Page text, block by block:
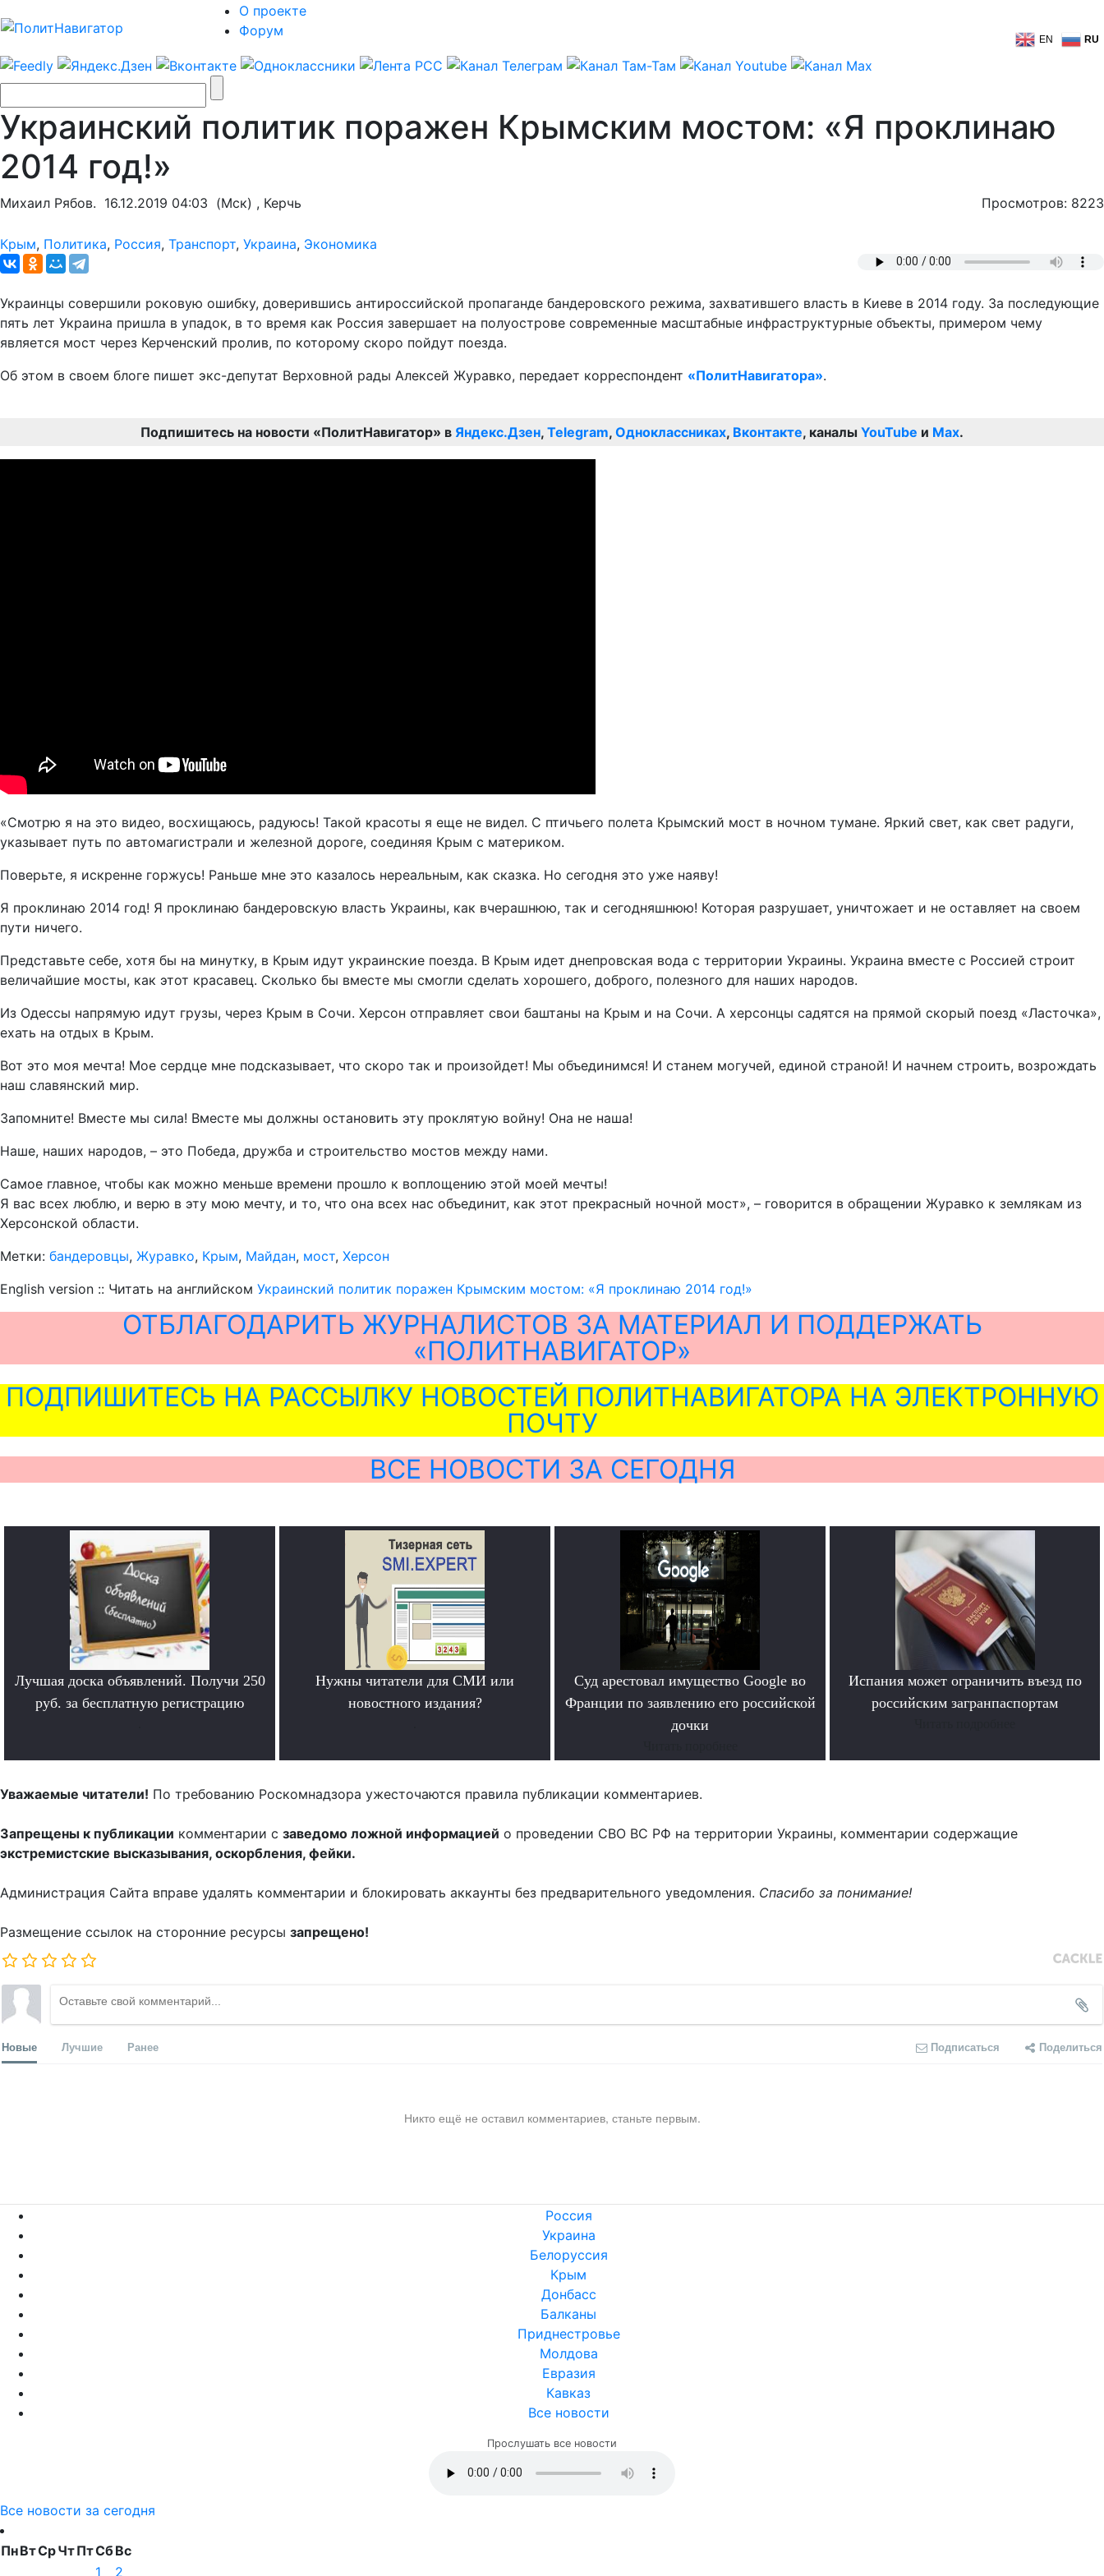
О проекте
Форум
EN RU
Украинский политик поражен Крымским мостом: «Я проклинаю
2014 год!»
Михаил Рябов. 16.12.2019 04:03 (Мск) , Керчь Просмотров: 8223
Крым, Политика, Россия, Транспорт, Украина, Экономика
Украинцы совершили роковую ошибку, доверившись антироссийской пропаганде бандеровского режима, захватившего власть в Киеве в 2014 году. За последующие
пять лет Украина пришла в упадок, в то время как Россия завершает на полуострове современные масштабные инфраструктурные объекты, примером чему
является мост через Керченский пролив, по которому скоро пойдут поезда.
Об этом в своем блоге пишет экс-депутат Верховной рады Алексей Журавко, передает корреспондент «ПолитНавигатора».
Подпишитесь на новости «ПолитНавигатор» в Яндекс.Дзен, Telegram, Одноклассниках, Вконтакте, каналы YouTube и Max.
«Смотрю я на это видео, восхищаюсь, радуюсь! Такой красоты я еще не видел. С птичьего полета Крымский мост в ночном тумане. Яркий свет, как свет радуги,
указывает путь по автомагистрали и железной дороге, соединяя Крым с материком.
Поверьте, я искренне горжусь! Раньше мне это казалось нереальным, как сказка. Но сегодня это уже наяву!
Я проклинаю 2014 год! Я проклинаю бандеровскую власть Украины, как вчерашнюю, так и сегодняшнюю! Которая разрушает, уничтожает и не оставляет на своем
пути ничего.
Представьте себе, хотя бы на минутку, в Крым идут украинские поезда. В Крым идет днепровская вода с территории Украины. Украина вместе с Россией строит
величайшие мосты, как этот красавец. Сколько бы вместе мы смогли сделать хорошего, доброго, полезного для наших народов.
Из Одессы напрямую идут грузы, через Крым в Сочи. Херсон отправляет свои баштаны на Крым и на Сочи. А херсонцы садятся на прямой скорый поезд «Ласточка»,
ехать на отдых в Крым.
Вот это моя мечта! Мое сердце мне подсказывает, что скоро так и произойдет! Мы объединимся! И станем могучей, единой страной! И начнем строить, возрождать
наш славянский мир.
Запомните! Вместе мы сила! Вместе мы должны остановить эту проклятую войну! Она не наша!
Наше, наших народов, – это Победа, дружба и строительство мостов между нами.
Самое главное, чтобы как можно меньше времени прошло к воплощению этой моей мечты!
Я вас всех люблю, и верю в эту мою мечту, и то, что она всех нас объединит, как этот прекрасный ночной мост», – говорится в обращении Журавко к землякам из
Херсонской области.
Метки: бандеровцы, Журавко, Крым, Майдан, мост, Херсон
English version :: Читать на английском Украинский политик поражен Крымским мостом: «Я проклинаю 2014 год!»
ОТБЛАГОДАРИТЬ ЖУРНАЛИСТОВ ЗА МАТЕРИАЛ И ПОДДЕРЖАТЬ
«ПОЛИТНАВИГАТОР»
ПОДПИШИТЕСЬ НА РАССЫЛКУ НОВОСТЕЙ ПОЛИТНАВИГАТОРА НА ЭЛЕКТРОННУЮ
ПОЧТУ
ВСЕ НОВОСТИ ЗА СЕГОДНЯ
Лучшая доска объявлений. Получи 250
руб. за бесплатную регистрацию
Нужны читатели для СМИ или
новостного издания?
Суд арестовал имущество Google во
Франции по заявлению его российской
дочки
Испания может ограничить въезд по
российским загранпаспортам
Уважаемые читатели! По требованию Роскомнадзора ужесточаются правила публикации комментариев.
Запрещены к публикации комментарии с заведомо ложной информацией о проведении СВО ВС РФ на территории Украины, комментарии содержащие
экстремистские высказывания, оскорбления, фейки.
Администрация Сайта вправе удалять комментарии и блокировать аккаунты без предварительного уведомления. Спасибо за понимание!
Размещение ссылок на сторонние ресурсы запрещено!
Новые Лучшие Ранее Подписаться Поделиться
Никто ещё не оставил комментариев, станьте первым.
Россия
Украина
Белоруссия
Крым
Донбасс
Балканы
Приднестровье
Молдова
Евразия
Кавказ
Все новости
Прослушать все новости
Все новости за сегодня
ПнВтСрЧтПтСбВс
1
2